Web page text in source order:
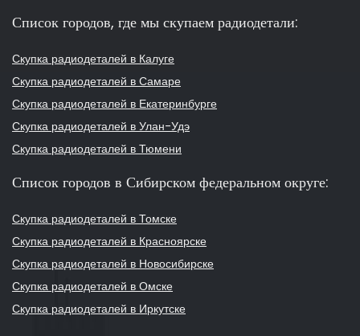
Список городов, где мы скупаем радиодетали:
Скупка радиодеталей в Калуге
Скупка радиодеталей в Самаре
Скупка радиодеталей в Екатеринбурге
Скупка радиодеталей в Улан-Удэ
Скупка радиодеталей в Тюмени
Список городов в Сибирском федеральном округе:
Скупка радиодеталей в Томске
Скупка радиодеталей в Красноярске
Скупка радиодеталей в Новосибирске
Скупка радиодеталей в Омске
Скупка радиодеталей в Иркутске